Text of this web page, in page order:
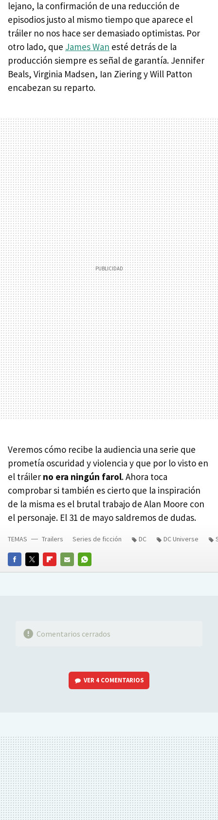
lejano, la confirmación de una reducción de
episodios justo al mismo tiempo que aparece el
tráiler no nos hace ser demasiado optimistas. Por
otro lado, que James Wan esté detrás de la
producción siempre es señal de garantía. Jennifer
Beals, Virginia Madsen, Ian Ziering y Will Patton
encabezan su reparto.
Veremos cómo recibe la audiencia una serie que
prometía oscuridad y violencia y que por lo visto en
el tráiler no era ningún farol. Ahora toca
comprobar si también es cierto que la inspiración
de la misma es el brutal trabajo de Alan Moore con
el personaje. El 31 de mayo saldremos de dudas.
FACEBOOKTWITTERFLIPBOARD
E-
WHATSAPP
TEMAS Trailers Series de ficción DC DC Universe
Comentarios cerrados
VER 4 COMENTARIOS